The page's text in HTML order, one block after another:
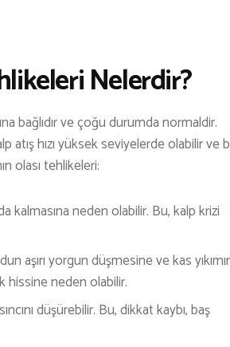
Nelerdir?
bağlıdır ve çoğu durumda normaldir.
atış hızı yüksek seviyelerde olabilir ve
olası tehlikeleri:
kalmasına neden olabilir. Bu, kalp krizi
aşırı yorgun düşmesine ve kas
hissine neden olabilir.
düşürebilir. Bu, dikkat kaybı, baş